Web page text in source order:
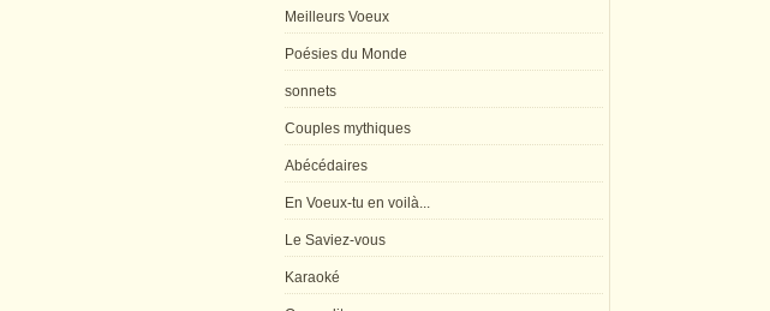
Meilleurs Voeux
Poésies du Monde
sonnets
Couples mythiques
Abécédaires
En Voeux-tu en voilà...
Le Saviez-vous
Karaoké